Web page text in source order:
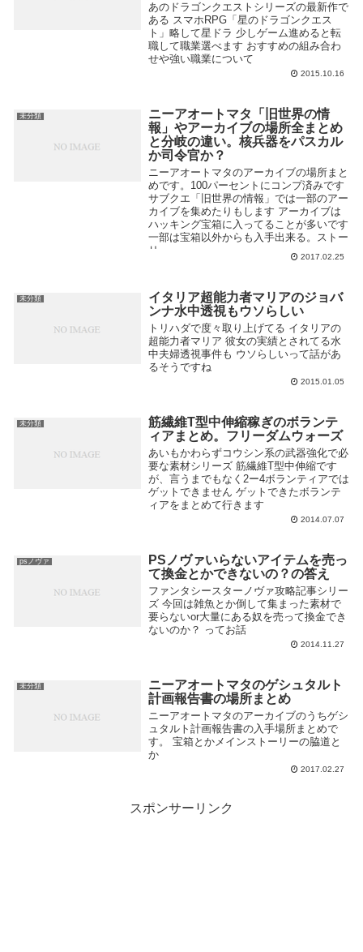
あのドラゴンクエストシリーズの最新作で
ある スマホRPG「星のドラゴンクエス
ト」略して星ドラ 少しゲーム進めると転
職して職業選べます おすすめの組み合わ
せや強い職業について
2015.10.16
未分類
ニーアオートマタ「旧世界の情
報」やアーカイブの場所全まとめ
と分岐の違い。核兵器をパスカル
か司令官か？
ニーアオートマタのアーカイブの場所まと
めです。100パーセントにコンプ済みです
サブクエ「旧世界の情報」では一部のアー
カイブを集めたりもします アーカイブは
ハッキング宝箱に入ってることが多いです
一部は宝箱以外からも入手出来る。ストー
リー...
2017.02.25
未分類
イタリア超能力者マリアのジョバ
ンナ水中透視もウソらしい
トリハダで度々取り上げてる イタリアの
超能力者マリア 彼女の実績とされてる水
中夫婦透視事件も ウソらしいって話があ
るそうですね
2015.01.05
未分類
筋繊維T型中伸縮稼ぎのボランテ
ィアまとめ。フリーダムウォーズ
あいもかわらずコウシン系の武器強化で必
要な素材シリーズ 筋繊維T型中伸縮です
が、言うまでもなく2ー4ボランティアでは
ゲットできません ゲットできたボランテ
ィアをまとめて行きます
2014.07.07
psノヴァ
PSノヴァいらないアイテムを売っ
て換金とかできないの？の答え
ファンタシースターノヴァ攻略記事シリー
ズ 今回は雑魚とか倒して集まった素材で
要らないor大量にある奴を売って換金でき
ないのか？ ってお話
2014.11.27
未分類
ニーアオートマタのゲシュタルト
計画報告書の場所まとめ
ニーアオートマタのアーカイブのうちゲシ
ュタルト計画報告書の入手場所まとめで
す。 宝箱とかメインストーリーの脇道と
か
2017.02.27
スポンサーリンク